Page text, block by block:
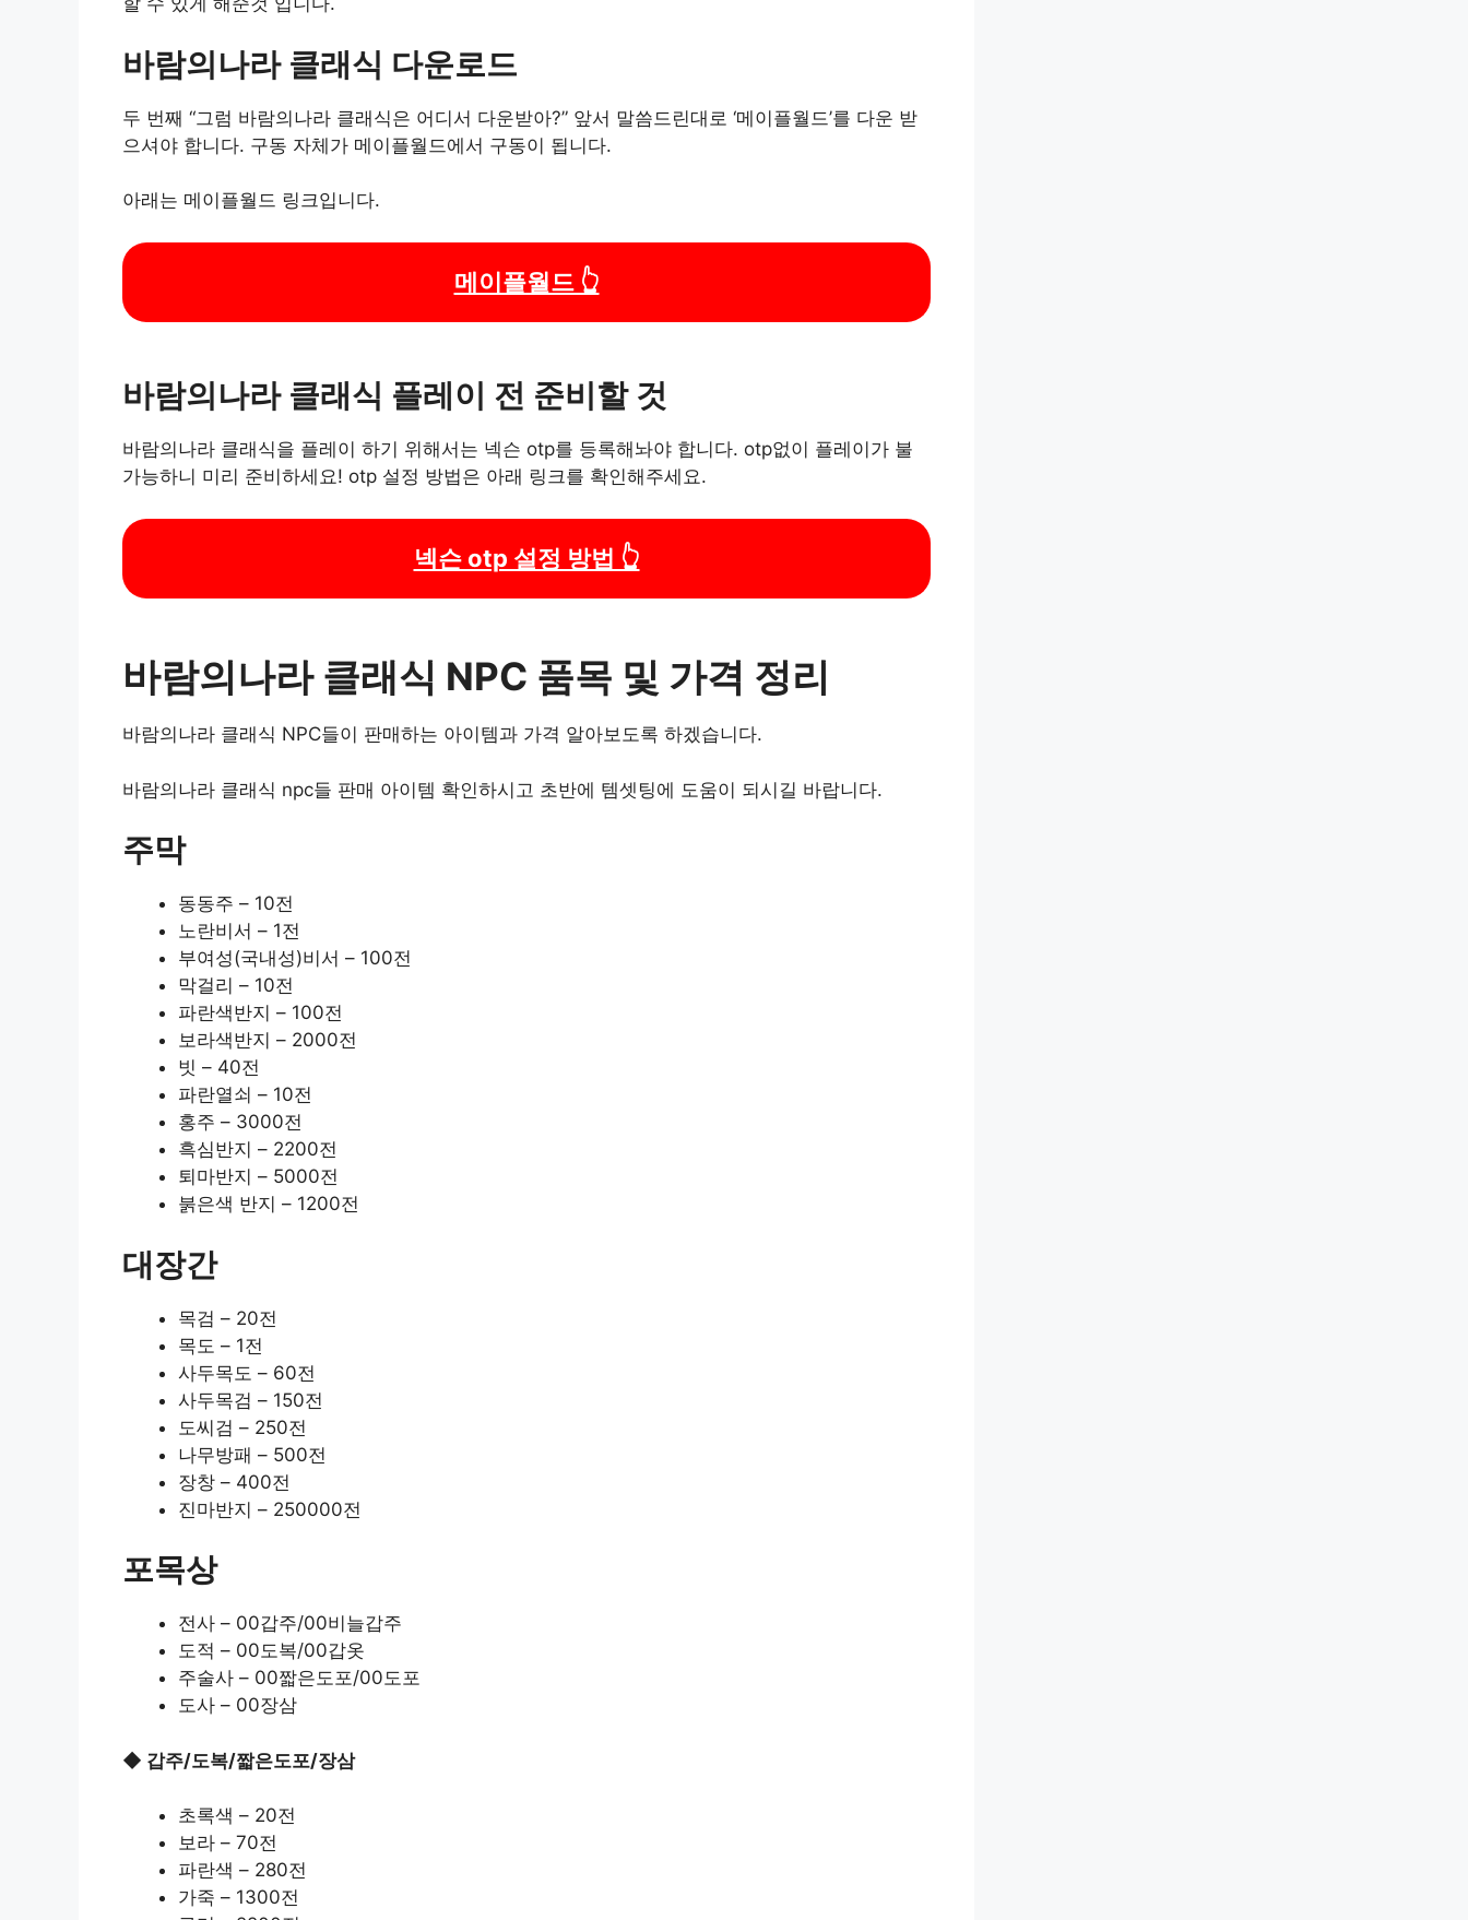
바람의나라 클래식 다운로드
두 번째 “그럼 바람의나라 클래식은 어디서 다운받아?” 앞서 말씀드린대로 ‘메이플월드’를 다운 받
으셔야 합니다. 구동 자체가 메이플월드에서 구동이 됩니다.
아래는 메이플월드 링크입니다.
메이플월드 👆
바람의나라 클래식 플레이 전 준비할 것
바람의나라 클래식을 플레이 하기 위해서는 넥슨 otp를 등록해놔야 합니다. otp없이 플레이가 불
가능하니 미리 준비하세요! otp 설정 방법은 아래 링크를 확인해주세요.
넥슨 otp 설정 방법 👆
바람의나라 클래식 NPC 품목 및 가격 정리
바람의나라 클래식 NPC들이 판매하는 아이템과 가격 알아보도록 하겠습니다.
바람의나라 클래식 npc들 판매 아이템 확인하시고 초반에 템셋팅에 도움이 되시길 바랍니다.
주막
동동주 – 10전
노란비서 – 1전
부여성(국내성)비서 – 100전
막걸리 – 10전
파란색반지 – 100전
보라색반지 – 2000전
빗 – 40전
파란열쇠 – 10전
홍주 – 3000전
흑심반지 – 2200전
퇴마반지 – 5000전
붉은색 반지 – 1200전
대장간
목검 – 20전
목도 – 1전
사두목도 – 60전
사두목검 – 150전
도씨검 – 250전
나무방패 – 500전
장창 – 400전
진마반지 – 250000전
포목상
전사 – 00갑주/00비늘갑주
도적 – 00도복/00갑옷
주술사 – 00짧은도포/00도포
도사 – 00장삼
◆ 갑주/도복/짧은도포/장삼
초록색 – 20전
보라 – 70전
파란색 – 280전
가죽 – 1300전